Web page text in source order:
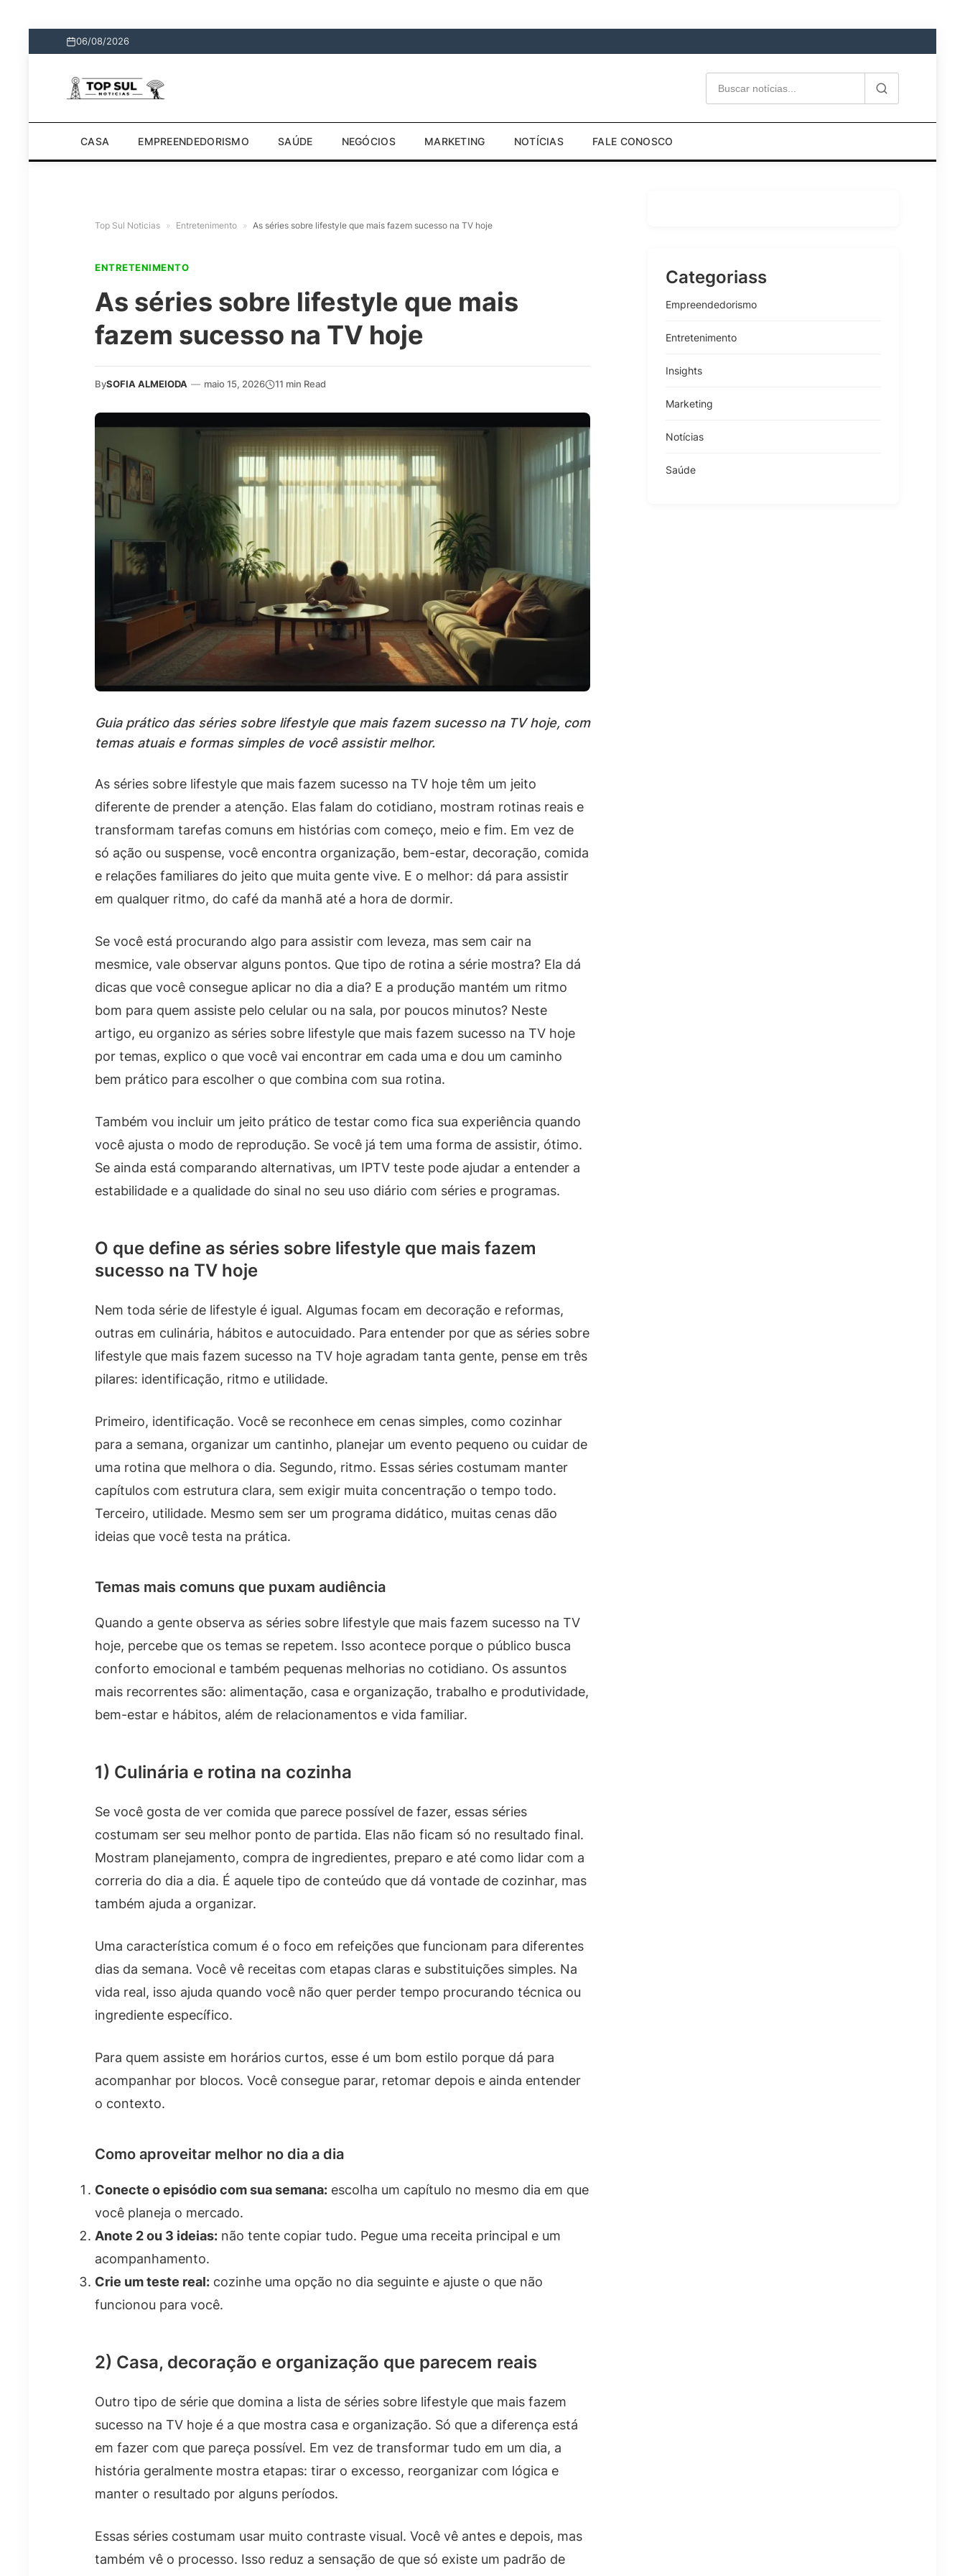
06/08/2026
CASA EMPREENDEDORISMO SAÚDE NEGÓCIOS MARKETING NOTÍCIAS FALE CONOSCO
Top Sul Noticias » Entretenimento » As séries sobre lifestyle que mais fazem sucesso na TV hoje
ENTRETENIMENTO
As séries sobre lifestyle que mais
fazem sucesso na TV hoje
BySOFIA ALMEIODA — maio 15, 2026 11 min Read
Guia prático das séries sobre lifestyle que mais fazem sucesso na TV hoje, com
temas atuais e formas simples de você assistir melhor.
As séries sobre lifestyle que mais fazem sucesso na TV hoje têm um jeito
diferente de prender a atenção. Elas falam do cotidiano, mostram rotinas reais e
transformam tarefas comuns em histórias com começo, meio e fim. Em vez de
só ação ou suspense, você encontra organização, bem-estar, decoração, comida
e relações familiares do jeito que muita gente vive. E o melhor: dá para assistir
em qualquer ritmo, do café da manhã até a hora de dormir.
Se você está procurando algo para assistir com leveza, mas sem cair na
mesmice, vale observar alguns pontos. Que tipo de rotina a série mostra? Ela dá
dicas que você consegue aplicar no dia a dia? E a produção mantém um ritmo
bom para quem assiste pelo celular ou na sala, por poucos minutos? Neste
artigo, eu organizo as séries sobre lifestyle que mais fazem sucesso na TV hoje
por temas, explico o que você vai encontrar em cada uma e dou um caminho
bem prático para escolher o que combina com sua rotina.
Também vou incluir um jeito prático de testar como fica sua experiência quando
você ajusta o modo de reprodução. Se você já tem uma forma de assistir, ótimo.
Se ainda está comparando alternativas, um IPTV teste pode ajudar a entender a
estabilidade e a qualidade do sinal no seu uso diário com séries e programas.
O que define as séries sobre lifestyle que mais fazem
sucesso na TV hoje
Nem toda série de lifestyle é igual. Algumas focam em decoração e reformas,
outras em culinária, hábitos e autocuidado. Para entender por que as séries sobre
lifestyle que mais fazem sucesso na TV hoje agradam tanta gente, pense em três
pilares: identificação, ritmo e utilidade.
Primeiro, identificação. Você se reconhece em cenas simples, como cozinhar
para a semana, organizar um cantinho, planejar um evento pequeno ou cuidar de
uma rotina que melhora o dia. Segundo, ritmo. Essas séries costumam manter
capítulos com estrutura clara, sem exigir muita concentração o tempo todo.
Terceiro, utilidade. Mesmo sem ser um programa didático, muitas cenas dão
ideias que você testa na prática.
Temas mais comuns que puxam audiência
Quando a gente observa as séries sobre lifestyle que mais fazem sucesso na TV
hoje, percebe que os temas se repetem. Isso acontece porque o público busca
conforto emocional e também pequenas melhorias no cotidiano. Os assuntos
mais recorrentes são: alimentação, casa e organização, trabalho e produtividade,
bem-estar e hábitos, além de relacionamentos e vida familiar.
1) Culinária e rotina na cozinha
Se você gosta de ver comida que parece possível de fazer, essas séries
costumam ser seu melhor ponto de partida. Elas não ficam só no resultado final.
Mostram planejamento, compra de ingredientes, preparo e até como lidar com a
correria do dia a dia. É aquele tipo de conteúdo que dá vontade de cozinhar, mas
também ajuda a organizar.
Uma característica comum é o foco em refeições que funcionam para diferentes
dias da semana. Você vê receitas com etapas claras e substituições simples. Na
vida real, isso ajuda quando você não quer perder tempo procurando técnica ou
ingrediente específico.
Para quem assiste em horários curtos, esse é um bom estilo porque dá para
acompanhar por blocos. Você consegue parar, retomar depois e ainda entender
o contexto.
Como aproveitar melhor no dia a dia
Conecte o episódio com sua semana: escolha um capítulo no mesmo dia em que
você planeja o mercado.
Anote 2 ou 3 ideias: não tente copiar tudo. Pegue uma receita principal e um
acompanhamento.
Crie um teste real: cozinhe uma opção no dia seguinte e ajuste o que não
funcionou para você.
2) Casa, decoração e organização que parecem reais
Outro tipo de série que domina a lista de séries sobre lifestyle que mais fazem
sucesso na TV hoje é a que mostra casa e organização. Só que a diferença está
em fazer com que pareça possível. Em vez de transformar tudo em um dia, a
história geralmente mostra etapas: tirar o excesso, reorganizar com lógica e
manter o resultado por alguns períodos.
Essas séries costumam usar muito contraste visual. Você vê antes e depois, mas
também vê o processo. Isso reduz a sensação de que só existe um padrão de
Categoriass
Empreendedorismo
Entretenimento
Insights
Marketing
Notícias
Saúde